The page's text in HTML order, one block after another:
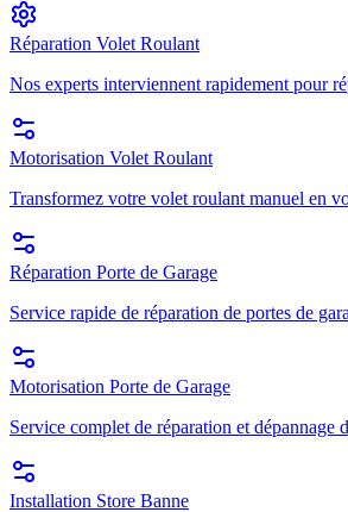
Réparation Volet Roulant
Nos experts interviennent rapidement pour
Motorisation Volet Roulant
Transformez votre volet roulant manuel en
Réparation Porte de Garage
Service rapide de réparation de portes de
Motorisation Porte de Garage
Service complet de réparation et dépannage
Installation Store Banne